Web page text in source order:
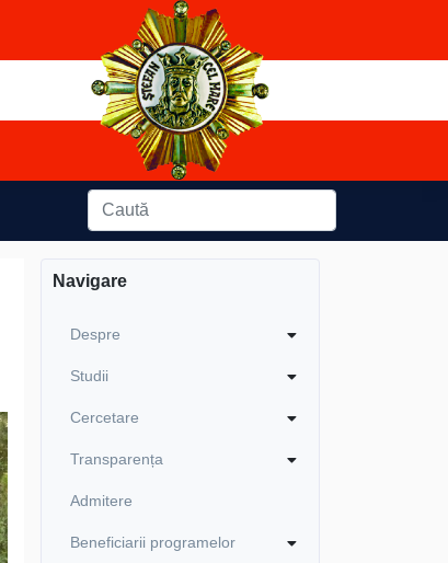
Navigare
Despre
Studii
Cercetare
Transparența
Admitere
Beneficiarii programelor